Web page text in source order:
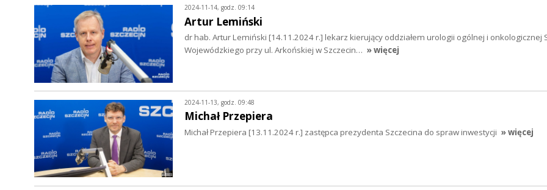
2024-11-14, godz. 09:14
Artur Lemiński
dr hab. Artur Lemiński [14.11.2024 r.] lekarz kierujący oddziałem urologii ogólnej i onkologicznej
Wojewódzkiego przy ul. Arkońskiej w Szczecin… » więcej
2024-11-13, godz. 09:48
Michał Przepiera
Michał Przepiera [13.11.2024 r.] zastępca prezydenta Szczecina do spraw inwestycji » więcej